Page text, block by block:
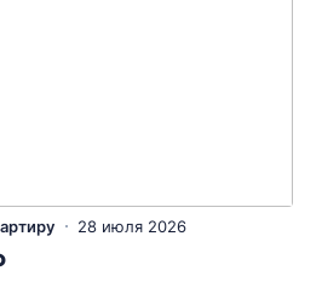
28 июля 2026